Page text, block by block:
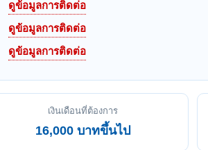
ดูข้อมูลการติดต่อ
ดูข้อมูลการติดต่อ
ดูข้อมูลการติดต่อ
เงินเดือนที่ต้องการ
16,000 บาทขึ้นไป